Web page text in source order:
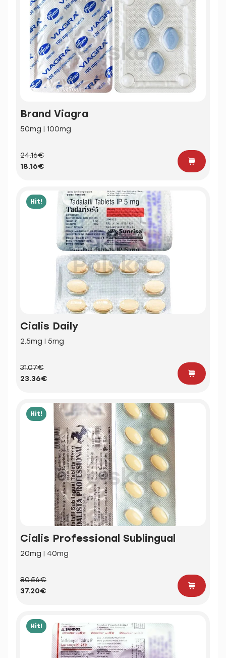
Brand Viagra
50mg | 100mg
24.16€
18.16€
Hit!
Cialis Daily
2.5mg | 5mg
31.07€
23.36€
Hit!
Cialis Professional Sublingual
20mg | 40mg
80.56€
37.20€
Hit!